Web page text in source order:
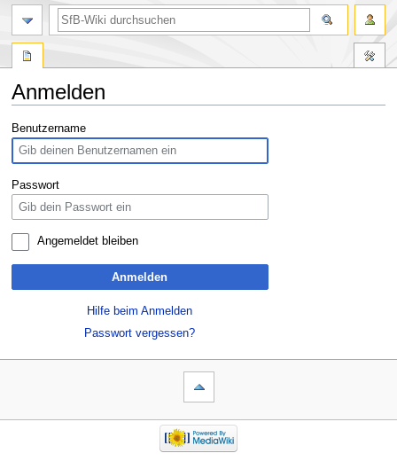
Anmelden
Zur
Navigation
springen
Zur
Suche
springen
Benutzername
Passwort
Angemeldet bleiben
Anmelden
Hilfe beim Anmelden
Passwort vergessen?